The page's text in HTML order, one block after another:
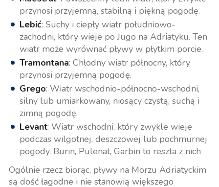
przynosi przyjemną, stabilną i piękną pogodę.
Lebić: Suchy i ciepły wiatr południowo-
zachodni, który wieje po Jugo na Adriatyku. Ten
wiatr może wyrównać pływy w płytkim porcie.
Tramontana: Chłodny wiatr północny, który
przynosi przyjemną pogodę.
Grego: Wiatr wschodnio-północno-wschodni,
silny lub umiarkowany, niosący czystą, suchą i
zimną pogodę.
Levant: Wiatr wschodni, który zwykle wieje
podczas wilgotnej, deszczowej lub pochmurnej
pogody. Burin, Pulenat, Garbin to reszta z nich
Ogólnie rzecz biorąc, pływy na Morzu Adriatyckim
są dość łagodne i nie stanowią większego